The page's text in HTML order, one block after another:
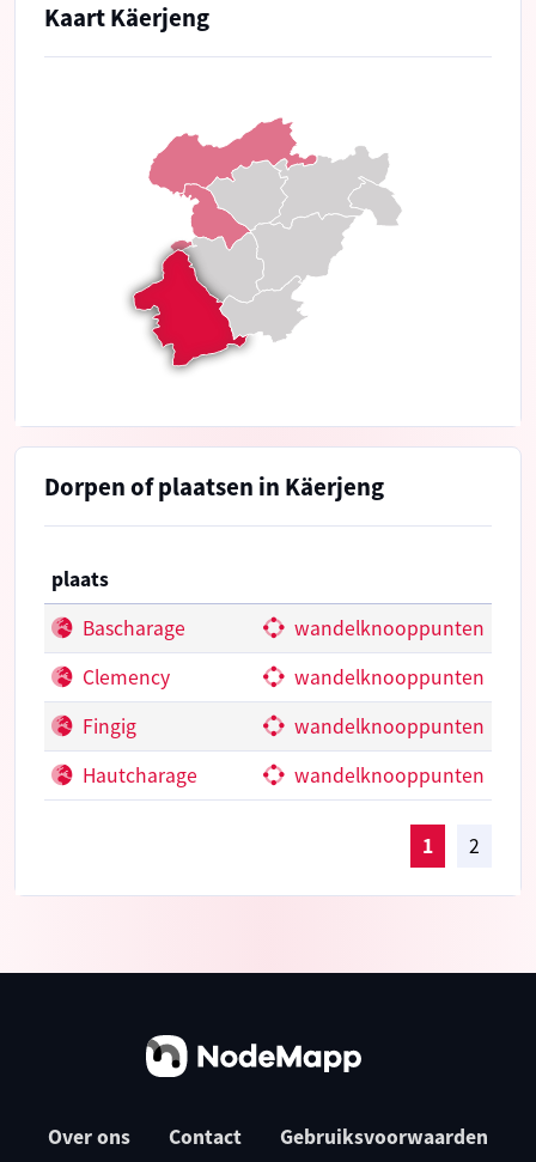
Kaart Käerjeng
Dorpen of plaatsen in Käerjeng
plaats
Bascharage
wandelknooppunten
Clemency
wandelknooppunten
Fingig
wandelknooppunten
Hautcharage
wandelknooppunten
1 2
Over ons Contact Gebruiksvoorwaarden